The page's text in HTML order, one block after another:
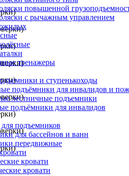
повышенной
с рычажным управлением
тренажеры
и ступенькоходы
подъёмники для инвалидов и
лестничные подъемники
подъёмники для инвалидов
подъемников
для бассейнов и ванн
передвижные
кровати
кровати